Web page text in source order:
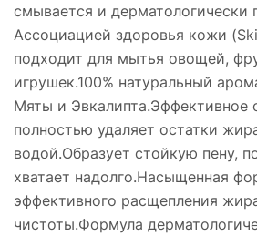
смывается и дерматологически
Ассоциацией здоровья кожи
подходит для мытья овощей,
игрушек.100% натуральный
Мяты и Эвкалипта.Эффективное
полностью удаляет остатки
водой.Образует стойкую пену,
хватает надолго.Насыщенная
эффективного расщепления
чистоты.Формула